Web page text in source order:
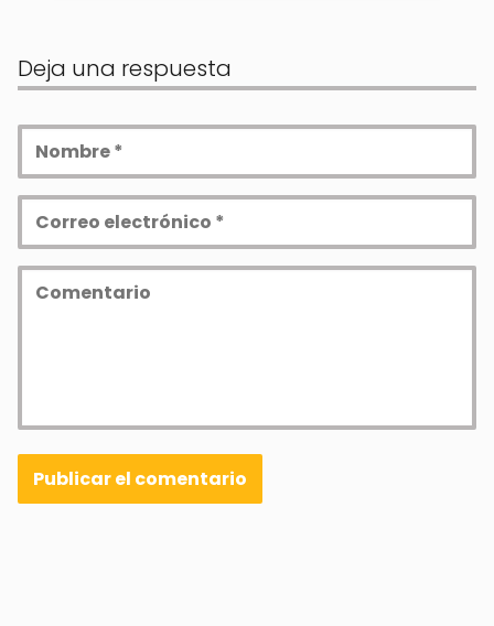
Deja una respuesta